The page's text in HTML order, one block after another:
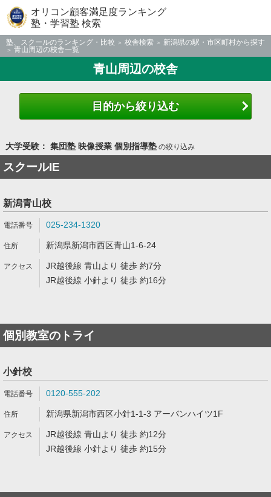
オリコン顧客満足度ランキング
塾・学習塾 検索
塾、スクールのランキング・比較 校舎検索
新潟県の駅・市区町村から探す
青山周辺の校舎一覧
青山周辺の校舎
目的から絞り込む
大学受験： 集団塾 映像授業 個別指導塾の絞り込み
スクールIE
新潟青山校
025-234-1320
新潟県新潟市西区青山1-6-24
JR越後線 青山より 徒歩 約7分
JR越後線 小針より 徒歩 約16分
個別教室のトライ
小針校
0120-555-202
新潟県新潟市西区小針1-1-3 アーバンハイツ1F
JR越後線 青山より 徒歩 約12分
JR越後線 小針より 徒歩 約15分